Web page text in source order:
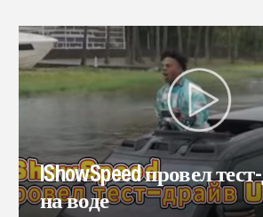
IShowSpeed провел
на воде